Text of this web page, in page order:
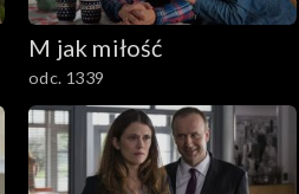
M jak miłość
odc. 1339